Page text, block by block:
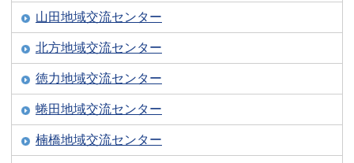
山田地域交流センター
北方地域交流センター
徳力地域交流センター
蜷田地域交流センター
楠橋地域交流センター